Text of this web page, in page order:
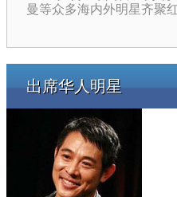
曼等众多海内外明星齐聚红
出席华人明星